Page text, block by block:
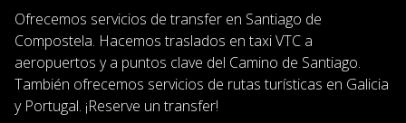
Ofrecemos servicios de transfer en Santiago de
Compostela. Hacemos traslados en taxi VTC a
aeropuertos y a puntos clave del Camino de Santiago.
También ofrecemos servicios de rutas turísticas en Galicia
y Portugal. ¡Reserve un transfer!